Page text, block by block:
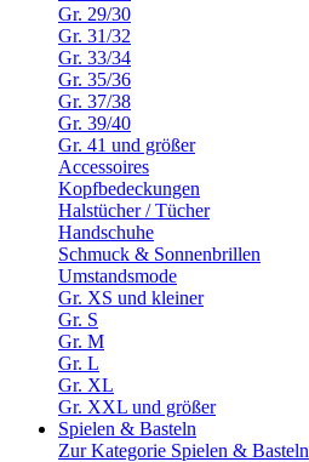
Gr. 29/30
Gr. 31/32
Gr. 33/34
Gr. 35/36
Gr. 37/38
Gr. 39/40
Gr. 41 und größer
Accessoires
Kopfbedeckungen
Halstücher / Tücher
Handschuhe
Schmuck & Sonnenbrillen
Umstandsmode
Gr. XS und kleiner
Gr. S
Gr. M
Gr. L
Gr. XL
Gr. XXL und größer
Spielen & Basteln
Zur Kategorie Spielen & Basteln